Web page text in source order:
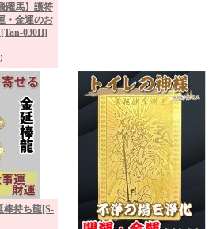
躍馬】護符
・金運のお
[Tan-030H]
持ち龍[S-